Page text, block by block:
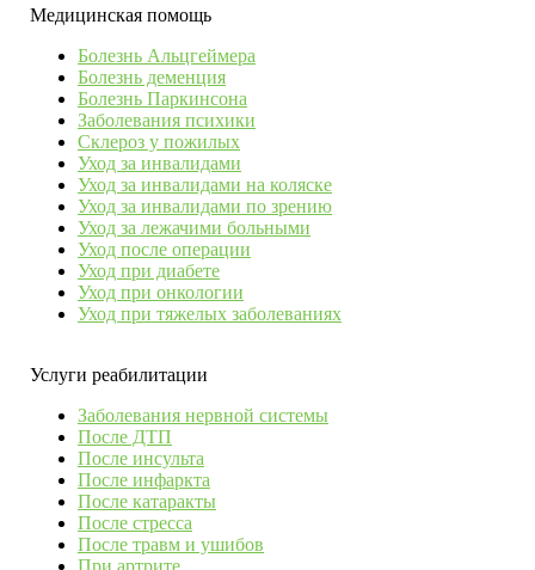
Медицинская помощь
Болезнь Альцгеймера
Болезнь деменция
Болезнь Паркинсона
Заболевания психики
Склероз у пожилых
Уход за инвалидами
Уход за инвалидами на коляске
Уход за инвалидами по зрению
Уход за лежачими больными
Уход после операции
Уход при диабете
Уход при онкологии
Уход при тяжелых заболеваниях
Услуги реабилитации
Заболевания нервной системы
После ДТП
После инсульта
После инфаркта
После катаракты
После стресса
После травм и ушибов